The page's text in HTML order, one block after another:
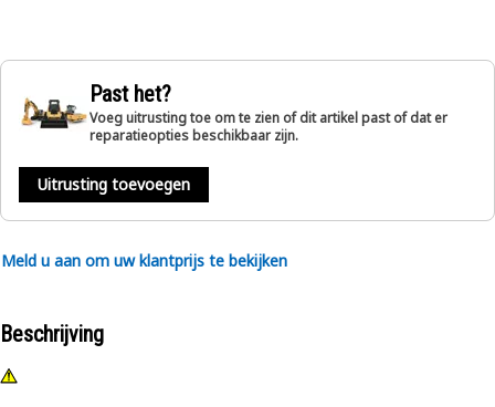
Past het?
Voeg uitrusting toe om te zien of dit artikel past of dat er
reparatieopties beschikbaar zijn.
Uitrusting toevoegen
Meld u aan om uw klantprijs te bekijken
Beschrijving